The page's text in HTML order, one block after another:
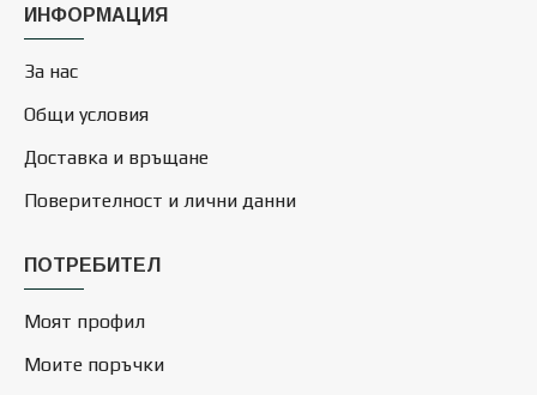
ИНФОРМАЦИЯ
За нас
Общи условия
Доставка и връщане
Поверителност и лични данни
ПОТРЕБИТЕЛ
Моят профил
Моите поръчки